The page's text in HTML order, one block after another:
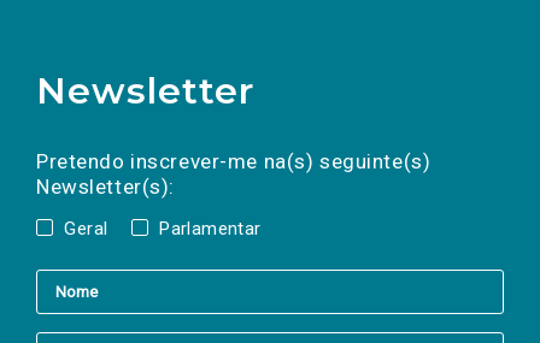
Newsletter
Pretendo inscrever-me na(s) seguinte(s)
Newsletter(s):
Geral Parlamentar
a(s) newsletter(s).
mail